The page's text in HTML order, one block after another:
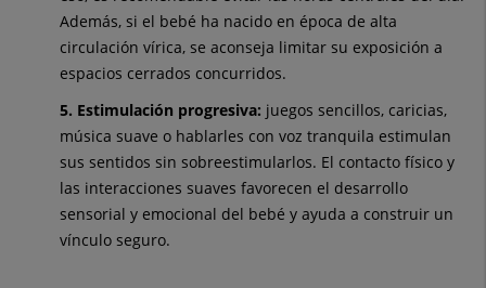
Además, si el bebé ha nacido en época de alta
circulación vírica, se aconseja limitar su exposición a
espacios cerrados concurridos.
5. Estimulación progresiva: juegos sencillos, caricias,
música suave o hablarles con voz tranquila estimulan
sus sentidos sin sobreestimularlos. El contacto físico y
las interacciones suaves favorecen el desarrollo
sensorial y emocional del bebé y ayuda a construir un
vínculo seguro.